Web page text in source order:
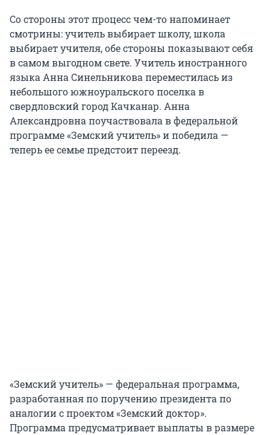
Со стороны этот процесс чем-то напоминает
смотрины: учитель выбирает школу, школа
выбирает учителя, обе стороны показывают себя
в самом выгодном свете. Учитель иностранного
языка Анна Синельникова переместилась из
небольшого южноуральского поселка в
свердловский город Качканар. Анна
Александровна поучаствовала в федеральной
программе «Земский учитель» и победила —
теперь ее семье предстоит переезд.
«Земский учитель» — федеральная программа,
разработанная по поручению президента по
аналогии с проектом «Земский доктор».
Программа предусматривает выплаты в размере